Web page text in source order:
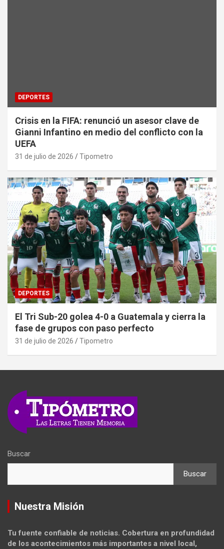
DEPORTES
Crisis en la FIFA: renunció un asesor clave de
Gianni Infantino en medio del conflicto con la
UEFA
31 de julio de 2026 Tipometro
DEPORTES
El Tri Sub-20 golea 4-0 a Guatemala y cierra la
fase de grupos con paso perfecto
31 de julio de 2026 Tipometro
Buscar
Buscar
Nuestra Misión
Tu fuente confiable de noticias. Cobertura en profundidad
de los acontecimientos más importantes a nivel local,